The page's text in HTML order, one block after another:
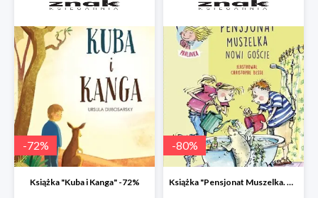
-72%
Książka "Kuba i Kanga" -72%
-80%
Książka "Pensjonat Muszelka. Nowi goście" taniej o 80%